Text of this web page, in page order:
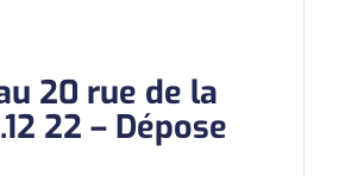
20 rue de la
22 – Dépose